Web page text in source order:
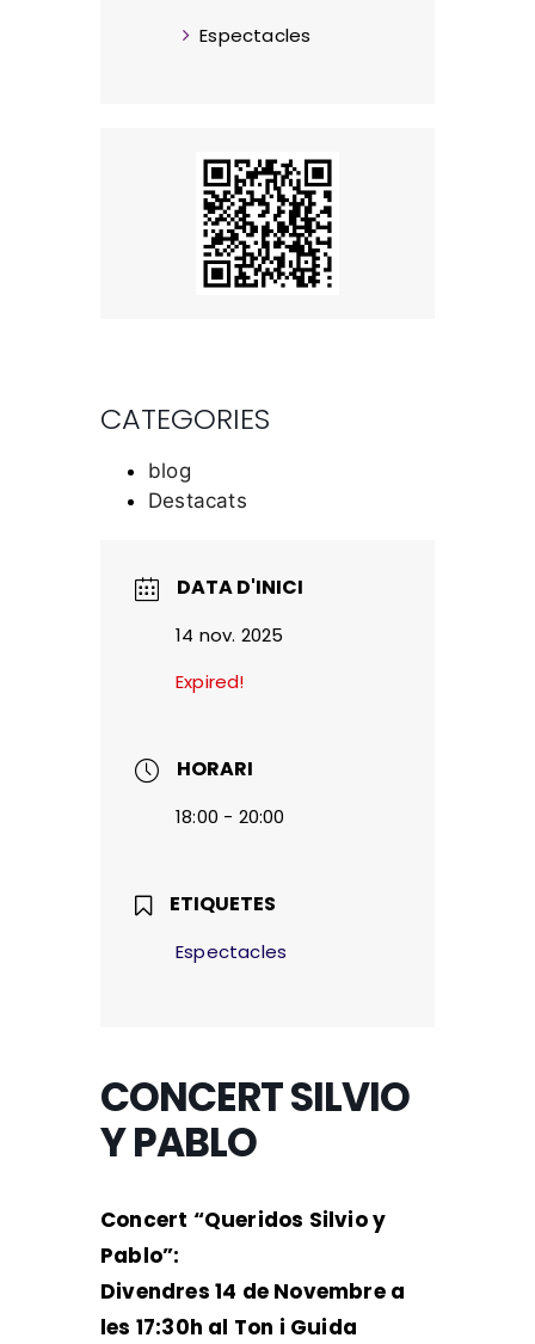
Espectacles
CATEGORIES
blog
Destacats
DATA D'INICI
14 nov. 2025
Expired!
HORARI
18:00 - 20:00
ETIQUETES
Espectacles
CONCERT SILVIO
Y PABLO
Concert “Queridos Silvio y
Pablo”:
Divendres 14 de Novembre a
les 17:30h al Ton i Guida